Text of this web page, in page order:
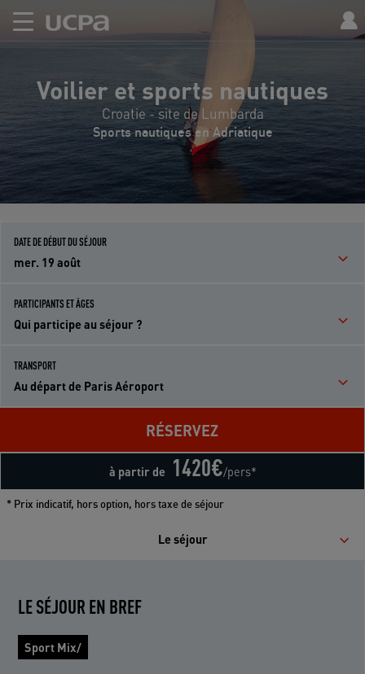
Voilier et sports nautiques
Croatie - site de Lumbarda
Sports nautiques en Adriatique
DATE DE DÉBUT DU SÉJOUR
mer. 19 août
PARTICIPANTS ET ÂGES
Qui participe au séjour ?
TRANSPORT
Au départ de Paris Aéroport
à partir de 1420€/pers*
RÉSERVEZ
* Prix indicatif, hors option, hors taxe de séjour
Le séjour
LE SÉJOUR EN BREF
Sport Mix/